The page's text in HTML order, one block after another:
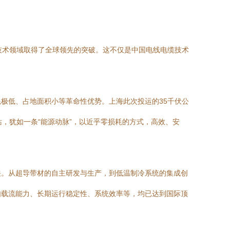
领域取得了全球领先的突破。这不仅是中国电线电缆技术
低、占地面积小等革命性优势。上海此次投运的35千伏公
犹如一条“能源动脉”，以近乎零损耗的方式，高效、安
从超导带材的自主研发与生产，到低温制冷系统的集成创
流能力、长期运行稳定性、系统效率等，均已达到国际顶